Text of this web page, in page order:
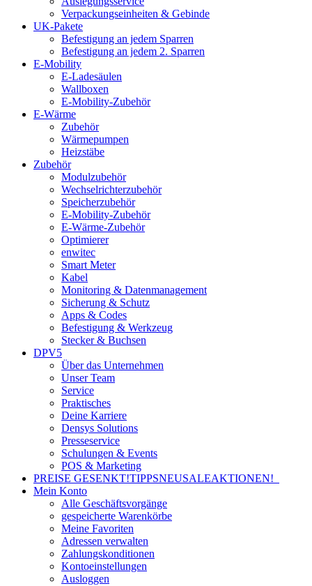
Verpackungseinheiten & Gebinde
UK-Pakete
Befestigung an jedem Sparren
Befestigung an jedem 2. Sparren
E-Mobility
E-Ladesäulen
Wallboxen
E-Mobility-Zubehör
E-Wärme
Zubehör
Wärmepumpen
Heizstäbe
Zubehör
Modulzubehör
Wechselrichterzubehör
Speicherzubehör
E-Mobility-Zubehör
E-Wärme-Zubehör
Optimierer
enwitec
Smart Meter
Kabel
Monitoring & Datenmanagement
Sicherung & Schutz
Apps & Codes
Befestigung & Werkzeug
Stecker & Buchsen
DPV5
Über das Unternehmen
Unser Team
Service
Praktisches
Deine Karriere
Densys Solutions
Presseservice
Schulungen & Events
POS & Marketing
PREISE GESENKT!TIPPSNEUSALEAKTIONEN!
Mein Konto
Alle Geschäftsvorgänge
gespeicherte Warenkörbe
Meine Favoriten
Adressen verwalten
Zahlungskonditionen
Kontoeinstellungen
Ausloggen